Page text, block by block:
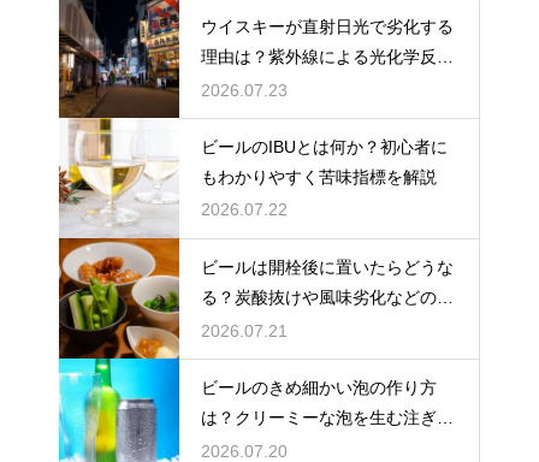
ウイスキーが直射日光で劣化する
理由は？紫外線による光化学反応
で風味が損なわれるため
2026.07.23
ビールのIBUとは何か？初心者に
もわかりやすく苦味指標を解説
2026.07.22
ビールは開栓後に置いたらどうな
る？炭酸抜けや風味劣化などの影
響を解説
2026.07.21
ビールのきめ細かい泡の作り方
は？クリーミーな泡を生む注ぎ方
のコツ
2026.07.20